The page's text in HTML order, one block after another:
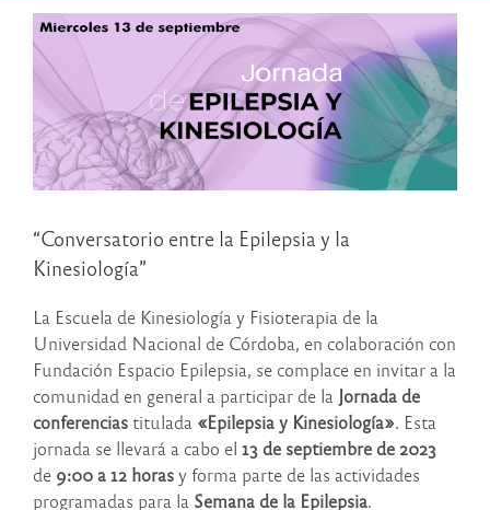
“Conversatorio entre la Epilepsia y la
Kinesiología”
La Escuela de Kinesiología y Fisioterapia de la
Universidad Nacional de Córdoba, en colaboración con
Fundación Espacio Epilepsia, se complace en invitar a la
comunidad en general a participar de la Jornada de
conferencias titulada «Epilepsia y Kinesiología». Esta
jornada se llevará a cabo el 13 de septiembre de 2023
de 9:00 a 12 horasy forma parte de las actividades
programadas para la Semana de la Epilepsia.